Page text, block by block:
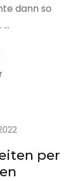
dann so
…
zu
(UPN)
im
Active
Directory
per